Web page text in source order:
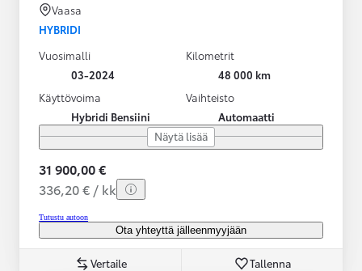
Vaasa
HYBRIDI
Vuosimalli
03-2024
Kilometrit
48 000 km
Käyttövoima
Hybridi Bensiini
Vaihteisto
Automaatti
Näytä lisää
31 900,00 €
336,20 € / kk
Tutustu autoon
Ota yhteyttä jälleenmyyjään
Vertaile Tallenna